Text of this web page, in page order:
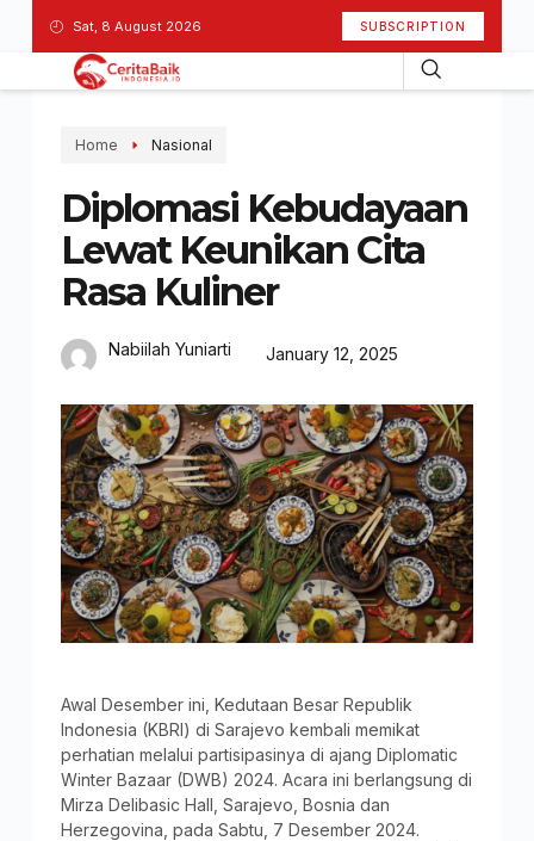
Sat, 8 August 2026 SUBSCRIPTION
Home Nasional
Diplomasi Kebudayaan
Lewat Keunikan Cita
Rasa Kuliner
Nabiilah Yuniarti January 12, 2025
Awal Desember ini, Kedutaan Besar Republik
Indonesia (KBRI) di Sarajevo kembali memikat
perhatian melalui partisipasinya di ajang Diplomatic
Winter Bazaar (DWB) 2024. Acara ini berlangsung di
Mirza Delibasic Hall, Sarajevo, Bosnia dan
Herzegovina, pada Sabtu, 7 Desember 2024.